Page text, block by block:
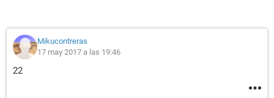
Mikucontreras
17 may 2017 a las 19:46
22